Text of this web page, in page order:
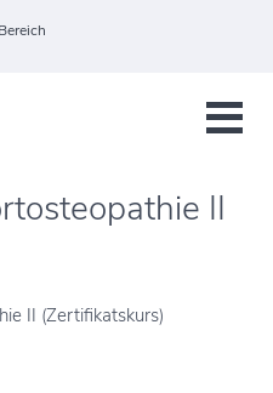
II
II (Zertifikatskurs)